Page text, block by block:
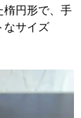
円形で、手
なサイズ